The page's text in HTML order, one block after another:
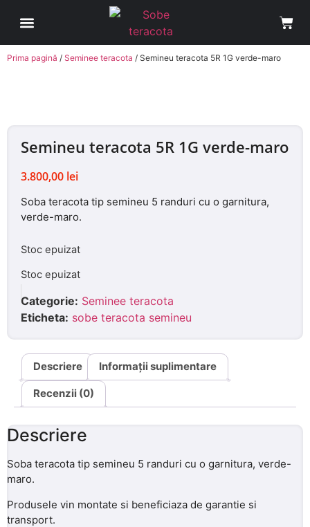
Prima pagină / Seminee teracota / Semineu teracota 5R 1G verde-maro
Semineu teracota 5R 1G verde-maro
3.800,00 lei
Soba teracota tip semineu 5 randuri cu o garnitura,
verde-maro.
Stoc epuizat
Stoc epuizat
Categorie: Seminee teracota
Eticheta: sobe teracota semineu
Descriere Informații suplimentare
Recenzii (0)
Descriere
Soba teracota tip semineu 5 randuri cu o garnitura, verde-
maro.
Produsele vin montate si beneficiaza de garantie si
transport.